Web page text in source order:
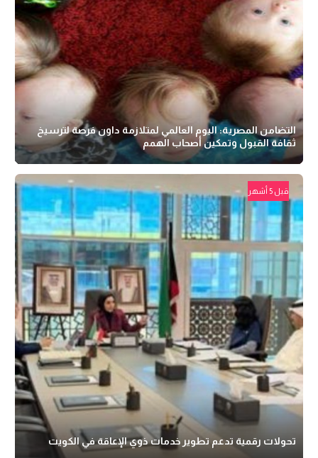
التضامن المصرية: اليوم العالمي لمتلازمة داون فرصة لترسيخ
ثقافة القبول وتمكين أصحاب الهمم
قبل 5 أشهر
تحولات رقمية تدعم تطوير خدمات ذوي الإعاقة في الكويت